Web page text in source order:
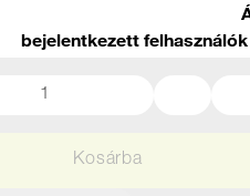
bejelentkezett
Kosárba